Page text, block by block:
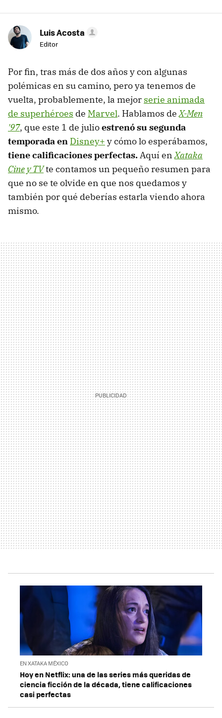
Luis Acosta
Editor
Por fin, tras más de dos años y con algunas
polémicas en su camino, pero ya tenemos de
vuelta, probablemente, la mejor serie animada
de superhéroes de Marvel. Hablamos deX-Men
'97, que este 1 de julioestrenó su segunda
temporada en Disney+ y cómo lo esperábamos,
tiene calificaciones perfectas.Aquí enXataka
Cine y TVte contamos un pequeño resumen para
que no se te olvide en que nos quedamos y
también por qué deberías estarla viendo ahora
mismo.
EN XATAKA MÉXICO
Hoy en Netflix: una de las series más queridas de
ciencia ficción de la década, tiene calificaciones
casi perfectas